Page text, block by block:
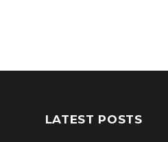
LATEST POSTS